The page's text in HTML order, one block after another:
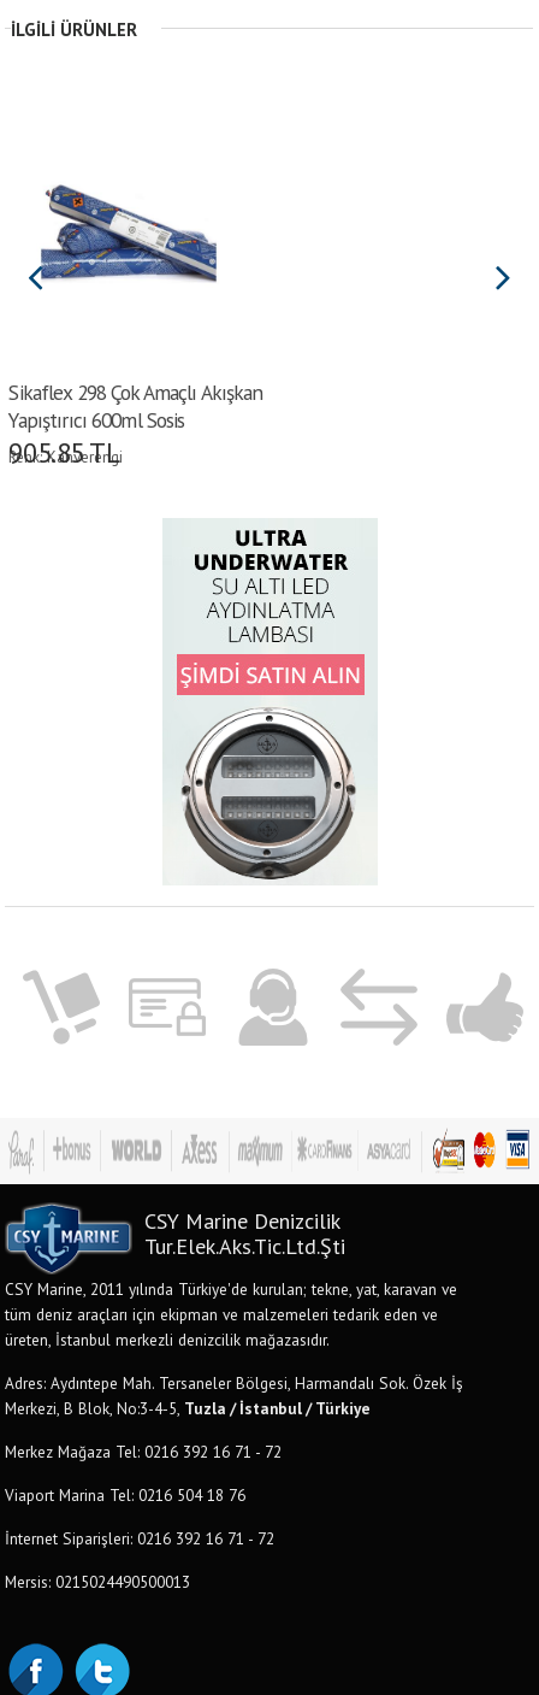
İLGILI ÜRÜNLER
Sikaflex 298 Çok Amaçlı Akışkan
Yapıştırıcı 600ml Sosis
Renk: Kahverengi
905.85TL
CSY Marine Denizcilik
Tur.Elek.Aks.Tic.Ltd.Şti
CSY Marine, 2011 yılında Türkiye'de kurulan; tekne, yat, karavan ve
tüm deniz araçları için ekipman ve malzemeleri tedarik eden ve
üreten, İstanbul merkezli denizcilik mağazasıdır.
Adres: Aydıntepe Mah. Tersaneler Bölgesi, Harmandalı Sok. Özek İş
Merkezi, B Blok, No:3-4-5, Tuzla / İstanbul / Türkiye
Merkez Mağaza Tel: 0216 392 16 71 - 72
Viaport Marina Tel: 0216 504 18 76
İnternet Siparişleri: 0216 392 16 71 - 72
Mersis: 0215024490500013